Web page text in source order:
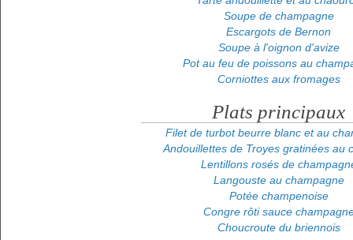
Soupe de champagne
Escargots de Bernon
Soupe à l'oignon d'avize
Pot au feu de poissons au
Corniottes aux fromages
Plats principaux
Filet de turbot beurre blanc et au
Andouillettes de Troyes gratinées au
Lentillons rosés de
Langouste au champagne
Potée champenoise
Congre rôti sauce
Choucroute du briennois